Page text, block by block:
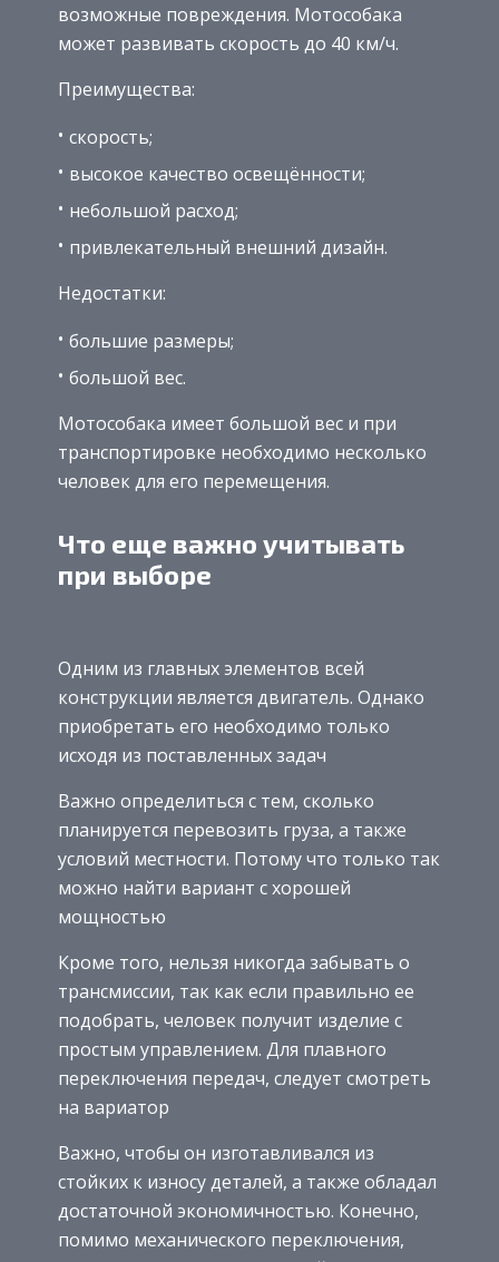
возможные повреждения. Мотособака
может развивать скорость до 40 км/ч.
Преимущества:
скорость;
высокое качество освещённости;
небольшой расход;
привлекательный внешний дизайн.
Недостатки:
большие размеры;
большой вес.
Мотособака имеет большой вес и при
транспортировке необходимо несколько
человек для его перемещения.
Что еще важно учитывать
при выборе
Одним из главных элементов всей
конструкции является двигатель. Однако
приобретать его необходимо только
исходя из поставленных задач
Важно определиться с тем, сколько
планируется перевозить груза, а также
условий местности. Потому что только так
можно найти вариант с хорошей
мощностью
Кроме того, нельзя никогда забывать о
трансмиссии, так как если правильно ее
подобрать, человек получит изделие с
простым управлением. Для плавного
переключения передач, следует смотреть
на вариатор
Важно, чтобы он изготавливался из
стойких к износу деталей, а также обладал
достаточной экономичностью. Конечно,
помимо механического переключения,